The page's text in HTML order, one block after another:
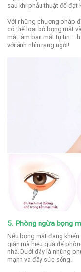
sau khi phẫu thuật để đạt
Với những phương pháp
có thể loại bỏ bọng mắt
mắt làm bạn mất tự tin –
với ánh nhìn rạng ngời!
5. Phòng ngừa bọng
Nếu bọng mắt đang
giản mà hiệu quả để
nhà. Dưới đây là những
mạnh và đầy sức sống.